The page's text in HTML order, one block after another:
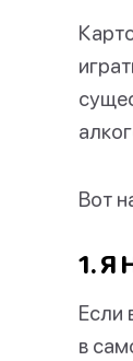
Вот
1. Я
Если
в